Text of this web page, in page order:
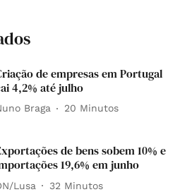
de empresas em Portugal
4,2% até julho
Braga 20 Minutos
de bens sobem 10% e
19,6% em junho
Lusa 32 Minutos